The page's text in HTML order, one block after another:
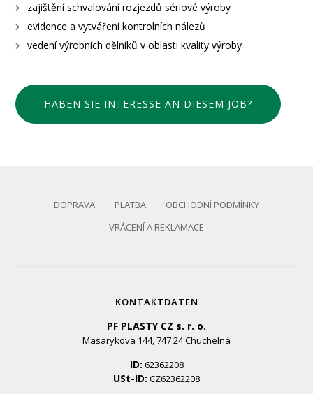
zajištění schvalování rozjezdů sériové výroby
evidence a vytváření kontrolních nálezů
vedení výrobních dělníků v oblasti kvality výroby
HABEN SIE INTERESSE AN DIESEM JOB?
DOPRAVA PLATBA
OBCHODNÍ PODMÍNKY
VRÁCENÍ A REKLAMACE
KONTAKTDATEN
PF PLASTY CZ s. r. o.
Masarykova 144, 747 24 Chuchelná
ID: 62362208
USt-ID: CZ62362208